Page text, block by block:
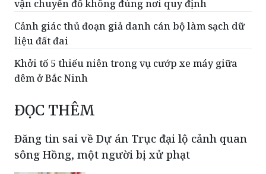
liệu đất đai
Khởi tố 5 thiếu niên trong vụ cướp xe máy giữa
đêm ở Bắc Ninh
ĐỌC THÊM
Đăng tin sai về Dự án Trục đại lộ cảnh quan
Từ vụ một người đàn ông đăng tải
thông tin sai sự thật liên quan đến